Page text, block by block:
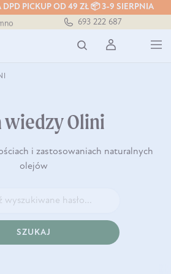
PICKUP OD 49 ZŁ 📦 3-9 SIERPNIA
zł
zł
693 222 687
wiedzy Olini
i zastosowaniach naturalnych
olejów
SZUKAJ